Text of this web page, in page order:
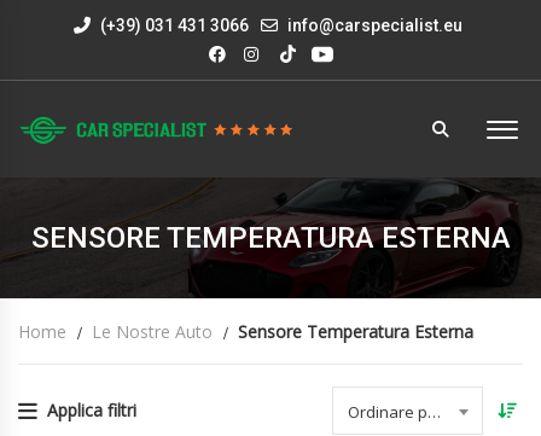
(+39) 031 431 3066 info@carspecialist.eu
SENSORE TEMPERATURA ESTERNA
Home Le Nostre Auto Sensore Temperatura Esterna
Applica filtri Ordinare per data